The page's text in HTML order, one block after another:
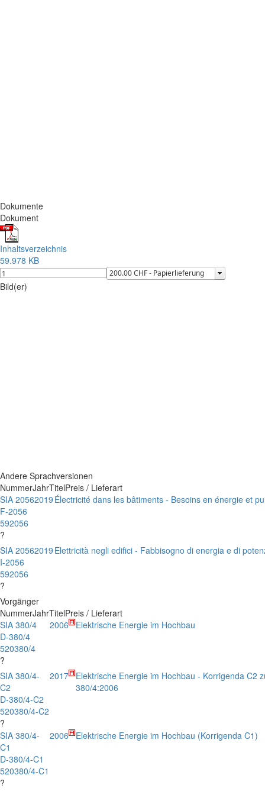
Dokumente
Dokument
Inhaltsverzeichnis
59.978 KB
Bild(er)
Andere Sprachversionen
NummerJahrTitelPreis / Lieferart
SIA 2056
F-2056
592056
?
2019 Électricité dans les bâtiments - Besoins en énergie et
SIA 2056
I-2056
592056
?
2019 Elettricità negli edifici - Fabbisogno di energia e di
Vorgänger
NummerJahrTitelPreis / Lieferart
SIA 380/4
D-380/4
520380/4
?
2006 Elektrische Energie im Hochbau
SIA 380/4-
C2
D-380/4-C2
520380/4-C2
?
2017
Elektrische Energie im Hochbau - Korrigenda C2
380/4:2006
SIA 380/4-
C1
D-380/4-C1
520380/4-C1
?
2006 Elektrische Energie im Hochbau (Korrigenda C1)